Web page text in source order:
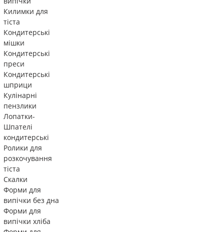
Килимки для
тіста
Кондитерські
мішки
Кондитерські
преси
Кондитерські
шприци
Кулінарні
пензлики
Лопатки-
Шпателі
кондитерські
Ролики для
розкочування
тіста
Скалки
Форми для
випічки без дна
Форми для
випічки хліба